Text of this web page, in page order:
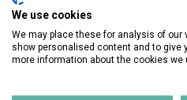
Formátum
We use cookies
We may place these for analysis of our
show personalised content and to give
more information about the cookies we